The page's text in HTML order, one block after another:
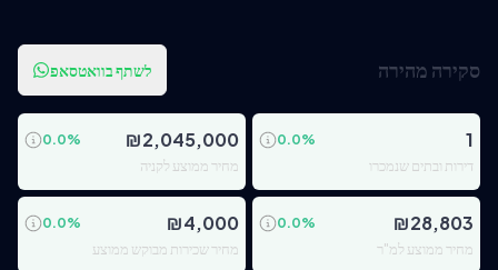
סקירה מהירה לשתף בוואטסאפ
1
0.0%
דירות ובתים שנמכרו
₪2,045,000
0.0%
מחיר ממוצע לקניה
₪28,803
0.0%
מחיר ממוצע למ"ר
₪4,000
0.0%
מחיר שכירות מבוקש ממוצע